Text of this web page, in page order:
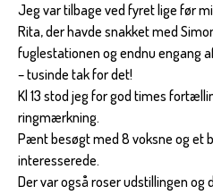
Jeg var tilbage ved fyret lige før
Rita, der havde snakket med
fuglestationen og endnu engang
– tusinde tak for det!
Kl 13 stod jeg for god times
ringmærkning.
Pænt besøgt med 8 voksne og et
interesserede.
Der var også roser udstillingen og